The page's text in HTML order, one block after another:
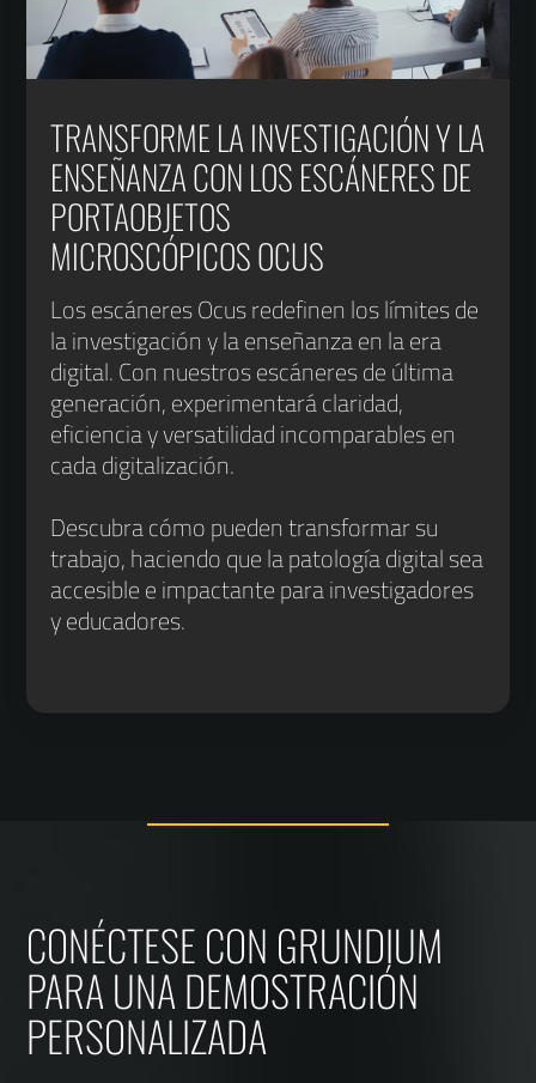
TRANSFORME LA INVESTIGACIÓN Y LA
ENSEÑANZA CON LOS ESCÁNERES DE
PORTAOBJETOS
MICROSCÓPICOS OCUS
Los escáneres Ocus redefinen los límites de
la investigación y la enseñanza en la era
digital. Con nuestros escáneres de última
generación, experimentará claridad,
eficiencia y versatilidad incomparables en
cada digitalización.
Descubra cómo pueden transformar su
trabajo, haciendo que la patología digital sea
accesible e impactante para investigadores
y educadores.
CONÉCTESE CON GRUNDIUM
PARA UNA DEMOSTRACIÓN
PERSONALIZADA